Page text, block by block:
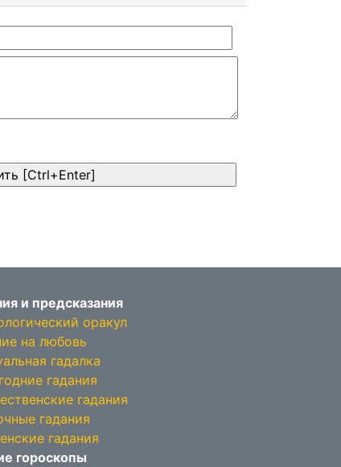
и предсказания
оракул
на любовь
гадалка
гадания
гадания
гадания
гадания
гороскопы